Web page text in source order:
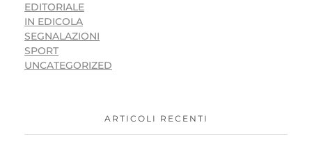
EDITORIALE
IN EDICOLA
SEGNALAZIONI
SPORT
UNCATEGORIZED
ARTICOLI RECENTI